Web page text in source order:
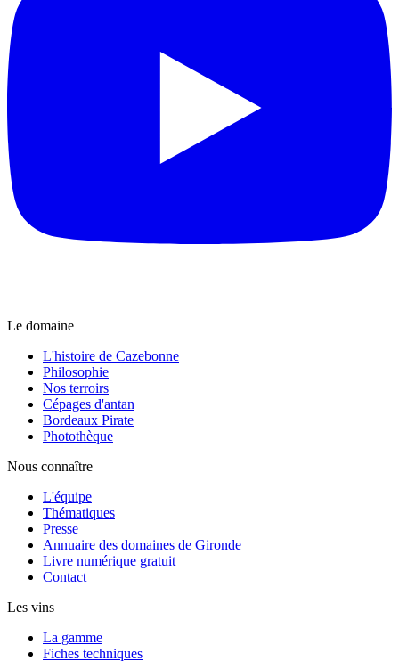
Le domaine
L'histoire de Cazebonne
Philosophie
Nos terroirs
Cépages d'antan
Bordeaux Pirate
Photothèque
Nous connaître
L'équipe
Thématiques
Presse
Annuaire des domaines de Gironde
Livre numérique gratuit
Contact
Les vins
La gamme
Fiches techniques